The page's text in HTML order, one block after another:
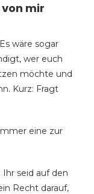
mir
wäre sogar
wer euch
möchte und
Kurz: Fragt
eine zur
seid auf den
Recht darauf,